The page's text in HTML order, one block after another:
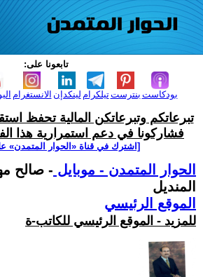
تابعونا على:
الانستغرام لينكدإن تيلكرامبنترست بودكاست
تبرعاتكم وتبرعاتكن المالية تحفظ
فشاركونا في دعم استمرارية هذا
[اشترك في قناة ‫«الحوار المتمدن»
الحوار المتمدن - موبايل - صالح
المنديل
الموقع الرئيسي
للمزيد - الموقع الرئيسي للكاتب-ة